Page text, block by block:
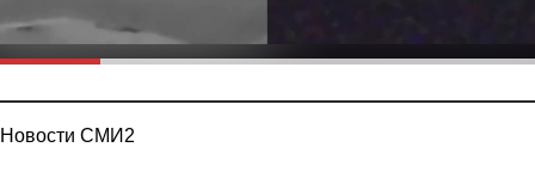
Новости СМИ2